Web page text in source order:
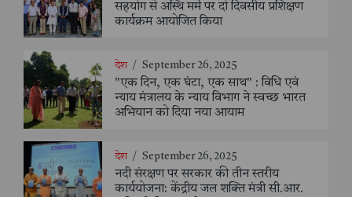
सहयोग से अस्थि मर्म पर दो दिवसीय प्रशिक्षण
कार्यक्रम आयोजित किया
देश / September 26, 2025
"एक दिन, एक घंटा, एक साथ" : विधि एवं
न्याय मंत्रालय के न्याय विभाग ने स्वच्छ भारत
अभियान को दिया नया आयाम
देश / September 26, 2025
नदी संरक्षण पर सरकार की तीन स्तरीय
कार्ययोजना: केंद्रीय जल शक्ति मंत्री सी.आर.